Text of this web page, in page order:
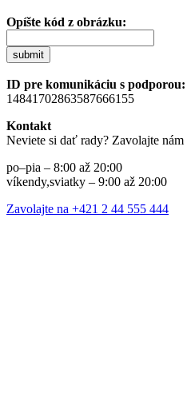
Opíšte kód z obrázku:
submit
ID pre komunikáciu s podporou:
14841702863587666155
Kontakt
Neviete si dať rady? Zavolajte nám
po–pia – 8:00 až 20:00
víkendy,sviatky – 9:00 až 20:00
Zavolajte na +421 2 44 555 444